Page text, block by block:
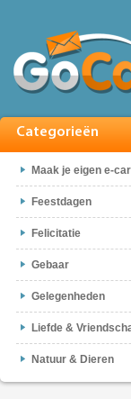
Categorieën
Maak je eigen e-
Feestdagen
Felicitatie
Gebaar
Gelegenheden
Liefde &
Natuur & Dieren